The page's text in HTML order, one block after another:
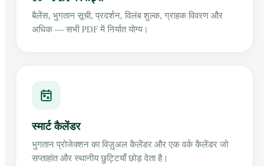
बैलेंस, भुगतान सूची, प्रदर्शन, विलंब शुल्क, ग्राहक विवरण और
अधिक — सभी PDF में निर्यात योग्य।
स्मार्ट कैलेंडर
भुगतान प्रोजेक्शन का विज़ुअल कैलेंडर और एक वर्क कैलेंडर जो
सप्ताहांत और स्थानीय छुट्टियाँ छोड़ देता है।